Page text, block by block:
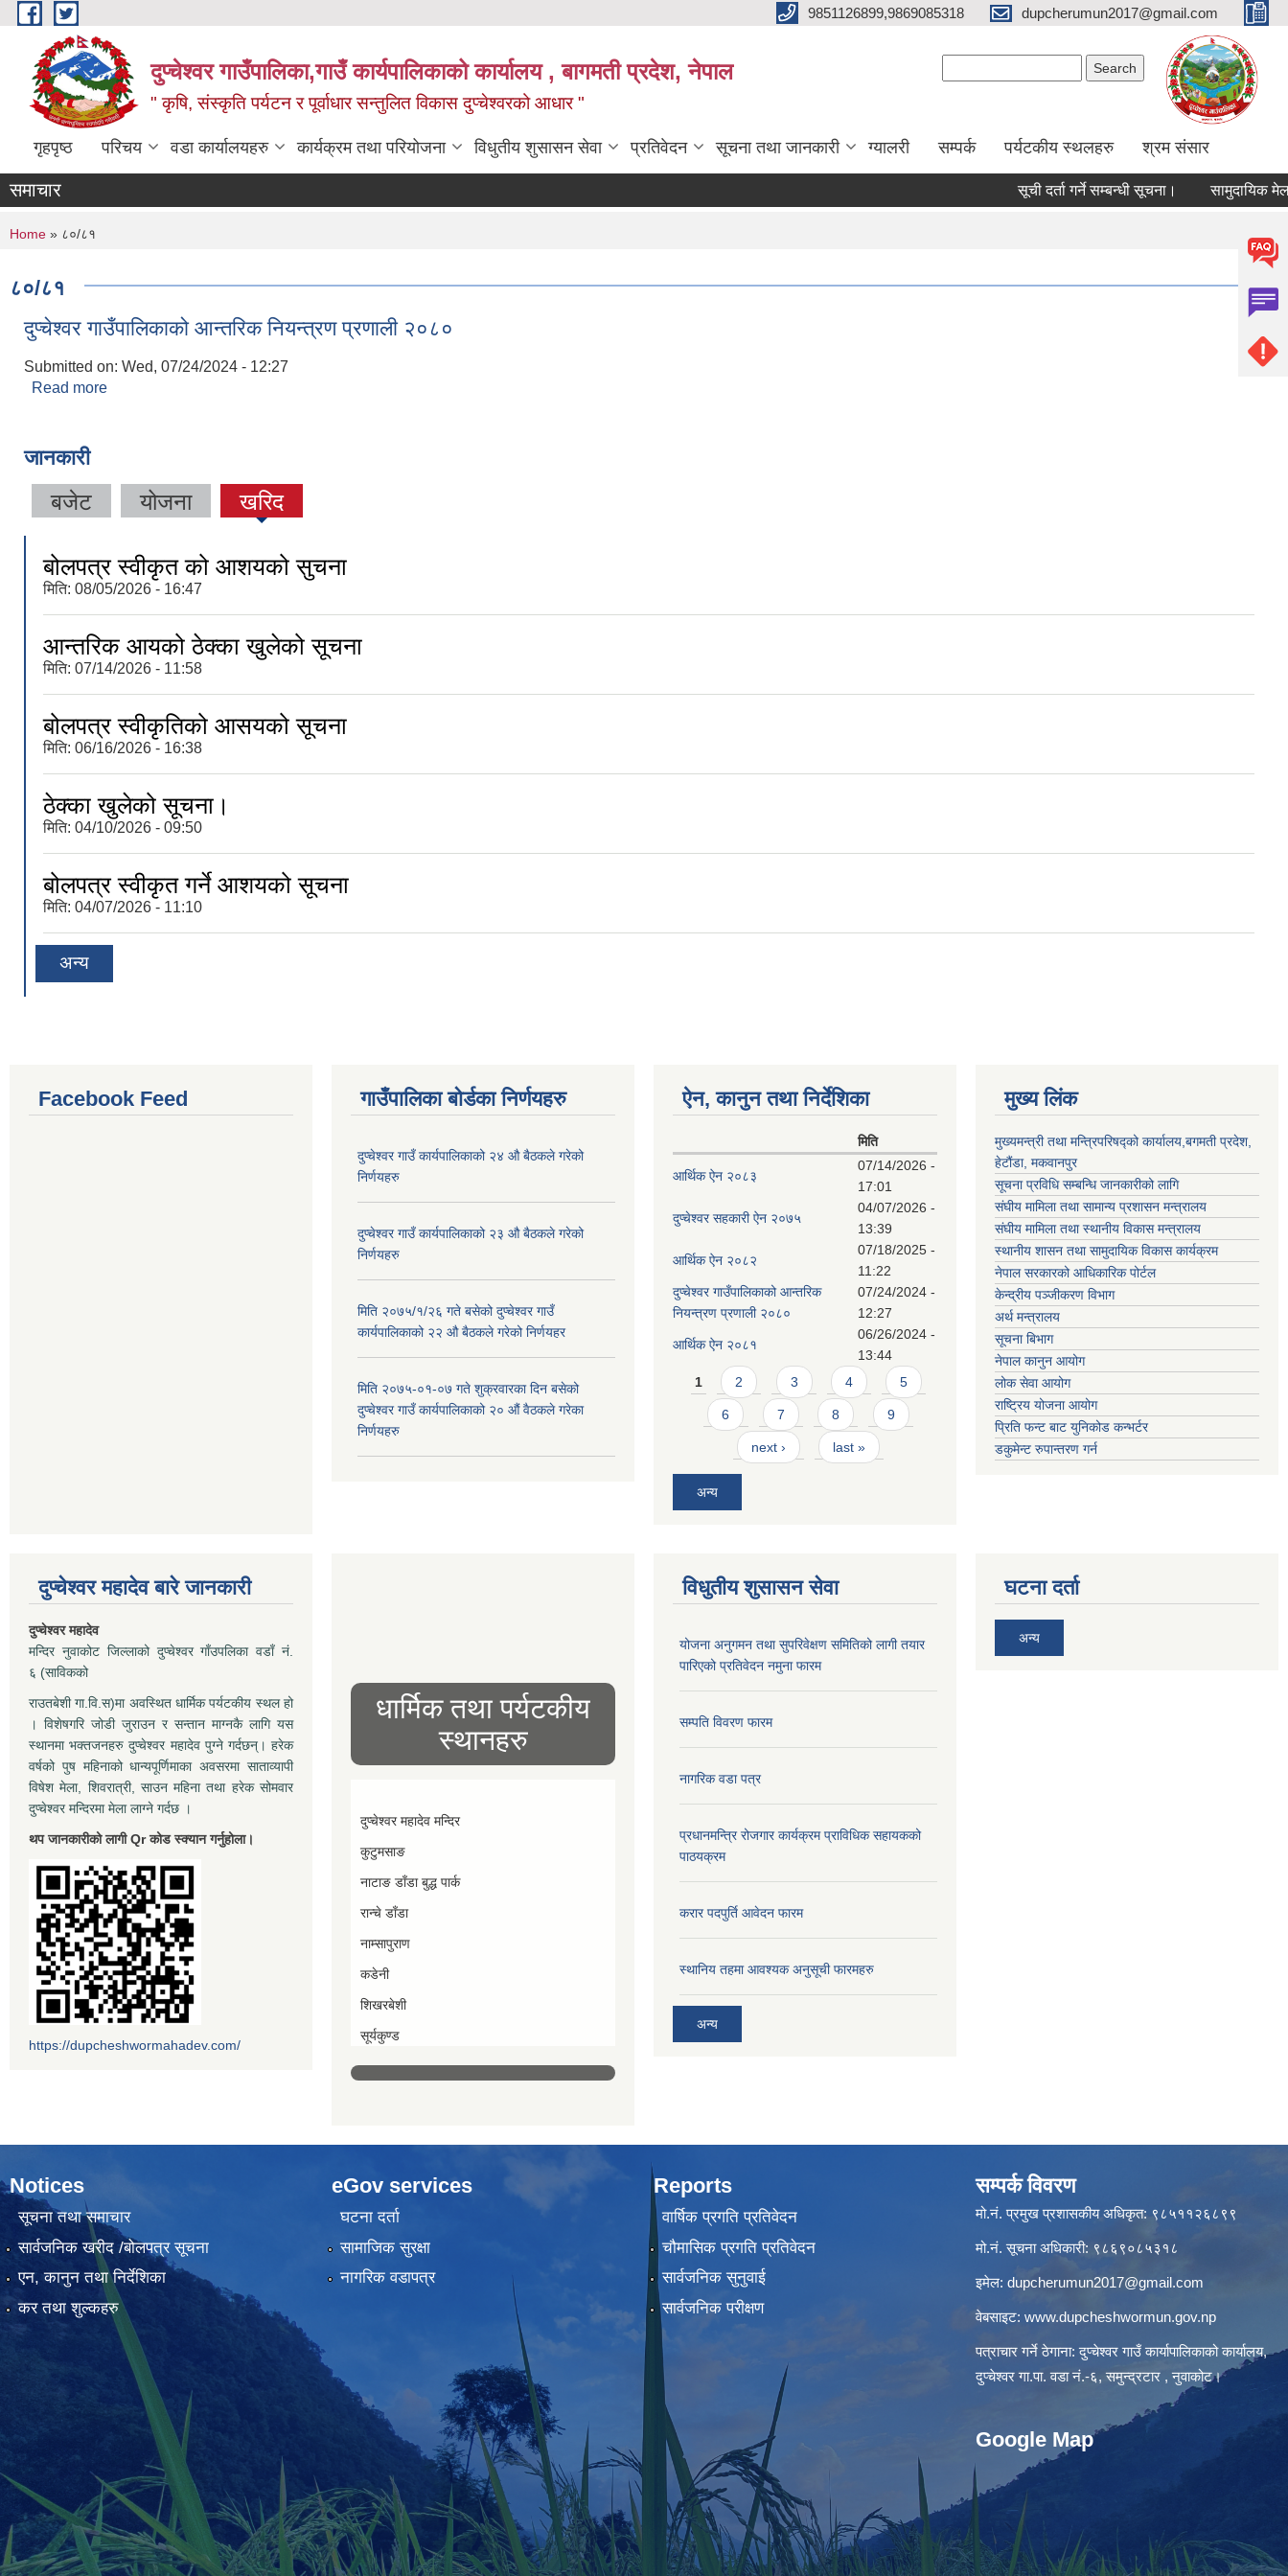
Skip to main content 9851126899,9869085318 dupcherumun2017@gmail.com
दुप्चेश्वर गाउँपालिका,गाउँ कार्यपालिकाको कार्यालय , बागमती प्रदेश, नेपाल
" कृषि, संस्कृति पर्यटन र पूर्वाधार सन्तुलित विकास दुप्चेश्वरको आधार "
गृहपृष्ठ परिचय वडा कार्यालयहरु कार्यक्रम तथा परियोजना विधुतीय शुसासन सेवा प्रतिवेदन सूचना तथा जानकारी ग्यालरी सम्पर्क पर्यटकीय स्थलहरु श्रम संसार
समाचार सूची दर्ता गर्ने सम्बन्धी सूचना। सामुदायिक
You are here
Home » ८०/८१
८०/८१
दुप्चेश्वर गाउँपालिकाको आन्तरिक नियन्त्रण प्रणाली २०८०
Submitted on: Wed, 07/24/2024 - 12:27
Read more
जानकारी
बजेट योजना खरिद
बोलपत्र स्वीकृत को आशयको सुचना
मिति: 08/05/2026 - 16:47
आन्तरिक आयको ठेक्का खुलेको सूचना
मिति: 07/14/2026 - 11:58
बोलपत्र स्वीकृतिको आसयको सूचना
मिति: 06/16/2026 - 16:38
ठेक्का खुलेको सूचना।
मिति: 04/10/2026 - 09:50
बोलपत्र स्वीकृत गर्ने आशयको सूचना
मिति: 04/07/2026 - 11:10
अन्य
Facebook Feed गाउँपालिका बोर्डका निर्णयहरु
दुप्चेश्वर गाउँ कार्यपालिकाको २४ औ बैठकले गरेको
निर्णयहरु
दुप्चेश्वर गाउँ कार्यपालिकाको २३ औ बैठकले गरेको
निर्णयहरु
मिति २०७५/१/२६ गते बसेको दुप्चेश्वर गाउँ
कार्यपालिकाको २२ औ बैठकले गरेको निर्णयहर
मिति २०७५-०१-०७ गते शुक्रवारका दिन बसेको
दुप्चेश्वर गाउँ कार्यपालिकाको २० औं वैठकले गरेका
निर्णयहरु
ऐन, कानुन तथा निर्देशिका
मिति
आर्थिक ऐन २०८३
07/14/2026 -
17:01
दुप्चेश्वर सहकारी ऐन २०७५
04/07/2026 -
13:39
आर्थिक ऐन २०८२
07/18/2025 -
11:22
दुप्चेश्वर गाउँपालिकाको आन्तरिक
नियन्त्रण प्रणाली २०८०
07/24/2024 -
12:27
आर्थिक ऐन २०८१
06/26/2024 -
13:44
Pages
1 2 3 4 5
6 7 8 9
next › last »
अन्य
मुख्य लिंक
मुख्यमन्त्री तथा मन्त्रिपरिषद्को कार्यालय,बगमती प्रदेश,
हेटौंडा, मकवानपुर
सूचना प्रविधि सम्बन्धि जानकारीको लागि
संघीय मामिला तथा सामान्य प्रशासन मन्त्रालय
संघीय मामिला तथा स्थानीय विकास मन्त्रालय
स्थानीय शासन तथा सामुदायिक विकास कार्यक्रम
नेपाल सरकारको आधिकारिक पोर्टल
केन्द्रीय पञ्जीकरण विभाग
अर्थ मन्त्रालय
सूचना बिभाग
नेपाल कानुन आयोग
लोक सेवा आयोग
राष्ट्रिय योजना आयोग
प्रिति फन्ट बाट युनिकोड कन्भर्टर
डकुमेन्ट रुपान्तरण गर्न
दुप्चेश्वर महादेव बारे जानकारी
दुप्चेश्वर महादेव
मन्दिर नुवाकोट जिल्लाको दुप्चेश्वर गाँउपलिका वडाँ नं.
६ (साविकको
राउतबेशी गा.वि.स)मा अवस्थित धार्मिक पर्यटकीय स्थल हो
। विशेषगरि जोडी जुराउन र सन्तान माग्नकै लागि यस
स्थानमा भक्तजनहरु दुप्चेश्वर महादेव पुग्ने गर्दछन्। हरेक
वर्षको पुष महिनाको धान्यपूर्णिमाका अवसरमा साताव्यापी
विषेश मेला, शिवरात्री, साउन महिना तथा हरेक सोमवार
दुप्चेश्वर मन्दिरमा मेला लाग्ने गर्दछ ।
थप जानकारीको लागी Qr कोड स्क्यान गर्नुहोला।
https://dupcheshwormahadev.com/
धार्मिक तथा पर्यटकीय
स्थानहरु
दुप्चेश्वर महादेव मन्दिर
कुटुमसाङ
नाटाङ डाँडा बुद्ध पार्क
रान्चे डाँडा
नाम्सापुराण
कडेनी
शिखरबेशी
सूर्यकुण्ड
विधुतीय शुसासन सेवा
योजना अनुगमन तथा सुपरिवेक्षण समितिको लागी तयार
पारिएको प्रतिवेदन नमुना फारम
सम्पति विवरण फारम
नागरिक वडा पत्र
प्रधानमन्त्रि रोजगार कार्यक्रम प्राविधिक सहायकको
पाठयक्रम
करार पदपुर्ति आवेदन फारम
स्थानिय तहमा आवश्यक अनुसूची फारमहरु
अन्य
घटना दर्ता
अन्य
Notices
सूचना तथा समाचार
सार्वजनिक खरीद /बोलपत्र सूचना
एन, कानुन तथा निर्देशिका
कर तथा शुल्कहरु
eGov services
घटना दर्ता
सामाजिक सुरक्षा
नागरिक वडापत्र
Reports
वार्षिक प्रगति प्रतिवेदन
चौमासिक प्रगति प्रतिवेदन
सार्वजनिक सुनुवाई
सार्वजनिक परीक्षण
सम्पर्क विवरण
मो.नं. प्रमुख प्रशासकीय अधिकृत: ९८५११२६८९९
मो.नं. सूचना अधिकारी: ९८६९०८५३१८
इमेल: dupcherumun2017@gmail.com
वेबसाइट: www.dupcheshwormun.gov.np
पत्राचार गर्ने ठेगाना: दुप्चेश्वर गाउँ कार्यापालिकाको कार्यालय,
दुप्चेश्वर गा.पा. वडा नं.-६, समुन्द्रटार , नुवाकोट।
Google Map